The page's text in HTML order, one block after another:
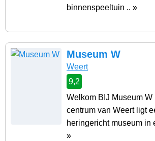
binnenspeeltuin .. »
Museum W
Weert
9,2
Welkom BIJ Museum
centrum van Weert ligt
heringericht museum in
»